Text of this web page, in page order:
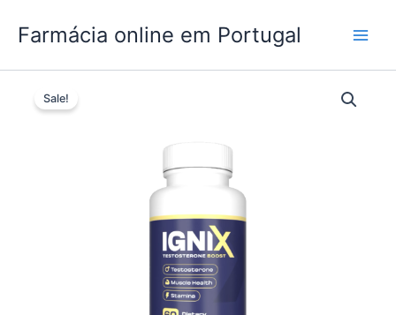
Farmácia online em Portugal
Sale!